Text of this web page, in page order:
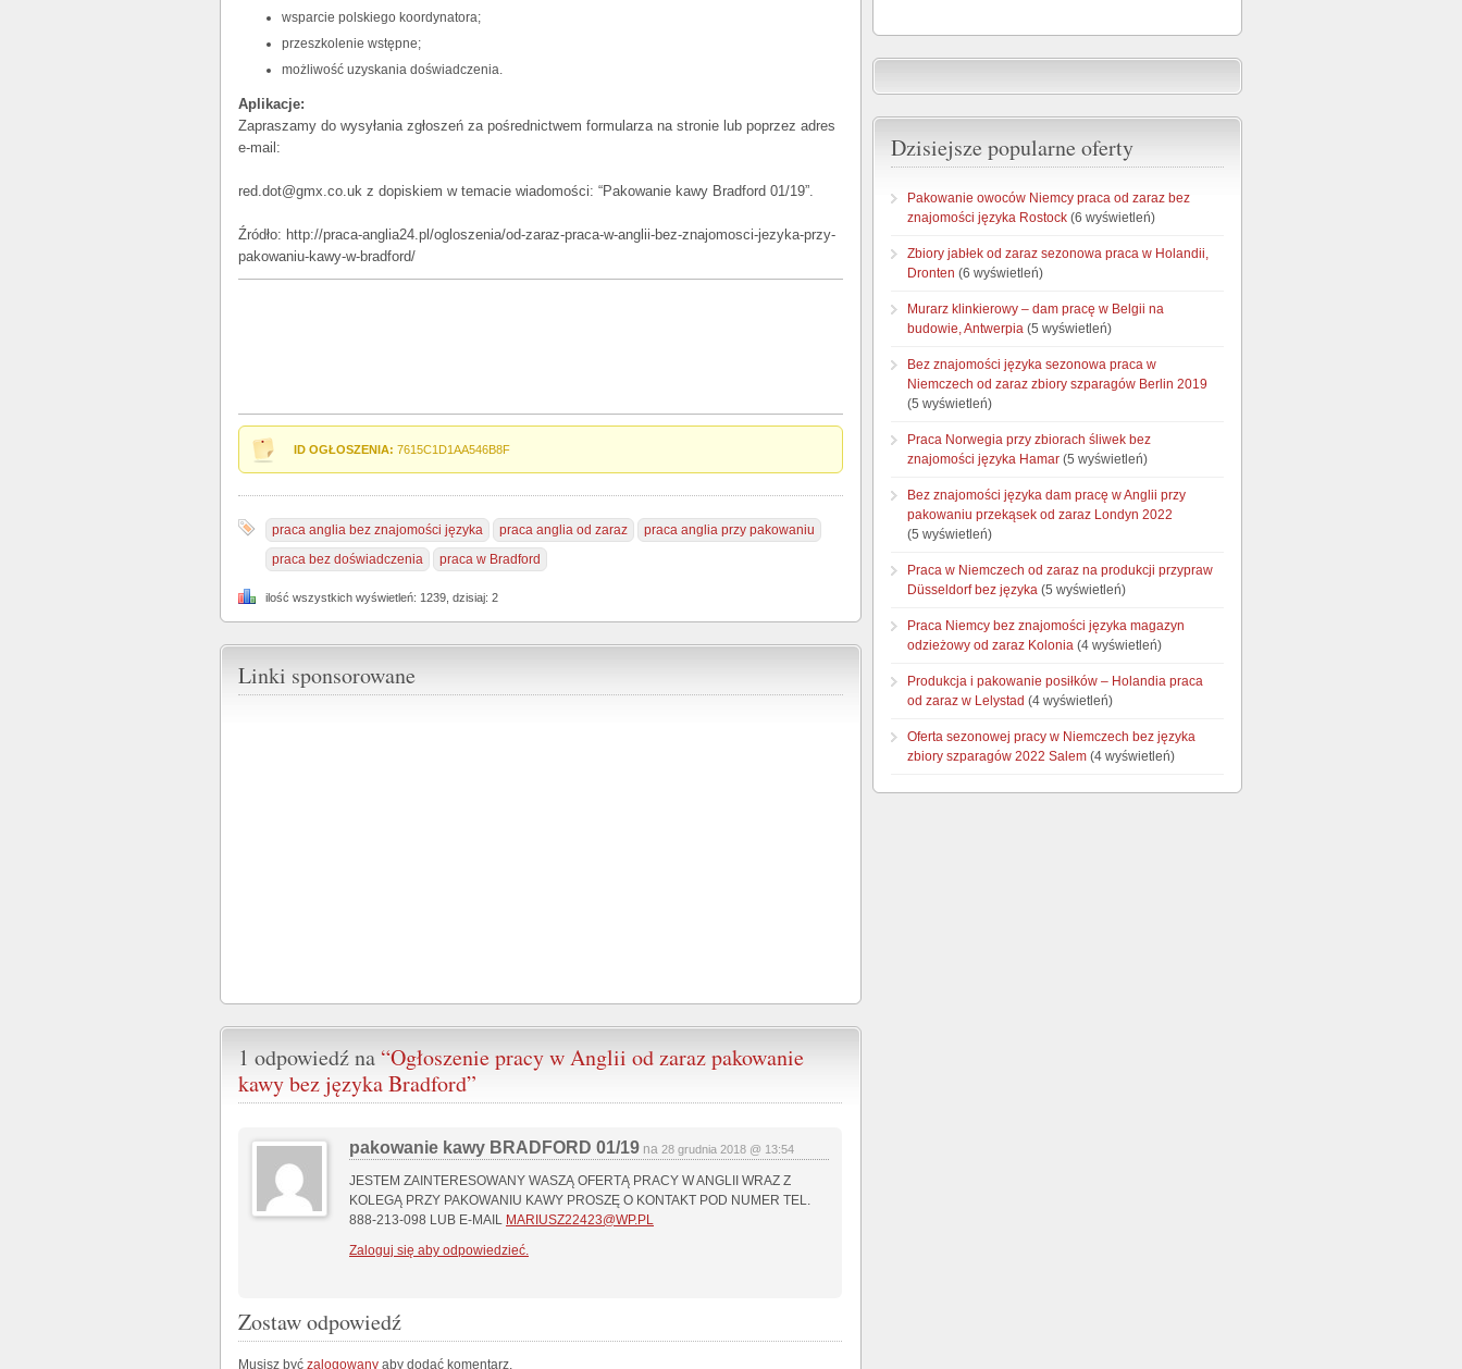
wsparcie polskiego koordynatora;
przeszkolenie wstępne;
możliwość uzyskania doświadczenia.
Aplikacje:
Zapraszamy do wysyłania zgłoszeń za pośrednictwem formularza na stronie lub poprzez adres
e-mail:
red.dot@gmx.co.uk z dopiskiem w temacie wiadomości: “Pakowanie kawy Bradford 01/19”.
Źródło: http://praca-anglia24.pl/ogloszenia/od-zaraz-praca-w-anglii-bez-znajomosci-jezyka-przy-
pakowaniu-kawy-w-bradford/
ID OGŁOSZENIA: 7615C1D1AA546B8F
praca anglia bez znajomości języka praca anglia od zaraz
praca anglia przy pakowaniu
praca bez doświadczenia
praca w Bradford
ilość wszystkich wyświetleń: 1239, dzisiaj: 2
Linki sponsorowane
1 odpowiedź na “Ogłoszenie pracy w Anglii od zaraz pakowanie
kawy bez języka Bradford”
pakowanie kawy BRADFORD 01/19 na 28 grudnia 2018 @ 13:54
JESTEM ZAINTERESOWANY WASZĄ OFERTĄ PRACY W ANGLII WRAZ Z
KOLEGĄ PRZY PAKOWANIU KAWY PROSZĘ O KONTAKT POD NUMER TEL.
888-213-098 LUB E-MAIL MARIUSZ22423@WP.PL
Zaloguj się aby odpowiedzieć.
Zostaw odpowiedź
Musisz być zalogowany aby dodać komentarz.
Dzisiejsze popularne oferty
Pakowanie owoców Niemcy praca od zaraz bez
znajomości języka Rostock (6 wyświetleń)
Zbiory jabłek od zaraz sezonowa praca w Holandii,
Dronten (6 wyświetleń)
Murarz klinkierowy – dam pracę w Belgii na
budowie, Antwerpia (5 wyświetleń)
Bez znajomości języka sezonowa praca w
Niemczech od zaraz zbiory szparagów Berlin 2019
(5 wyświetleń)
Praca Norwegia przy zbiorach śliwek bez
znajomości języka Hamar (5 wyświetleń)
Bez znajomości języka dam pracę w Anglii przy
pakowaniu przekąsek od zaraz Londyn 2022
(5 wyświetleń)
Praca w Niemczech od zaraz na produkcji przypraw
Düsseldorf bez języka (5 wyświetleń)
Praca Niemcy bez znajomości języka magazyn
odzieżowy od zaraz Kolonia (4 wyświetleń)
Produkcja i pakowanie posiłków – Holandia praca
od zaraz w Lelystad (4 wyświetleń)
Oferta sezonowej pracy w Niemczech bez języka
zbiory szparagów 2022 Salem (4 wyświetleń)